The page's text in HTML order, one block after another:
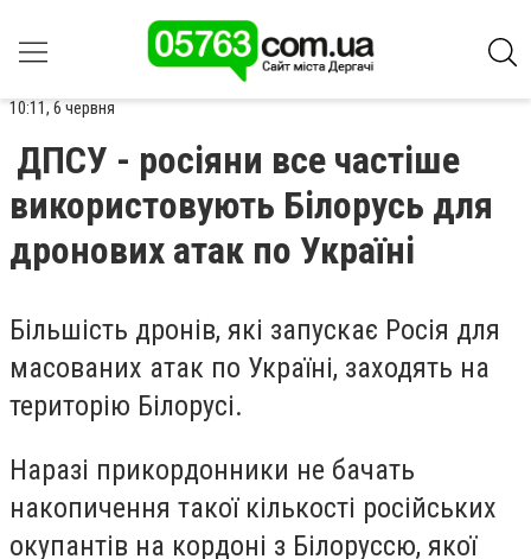
10:11, 6 червня
ДПСУ - росіяни все частіше
використовують Білорусь для
дронових атак по Україні
Більшість дронів, які запускає Росія для
масованих атак по Україні, заходять на
територію Білорусі.
Наразі прикордонники не бачать
накопичення такої кількості російських
окупантів на кордоні з Білоруссю, якої